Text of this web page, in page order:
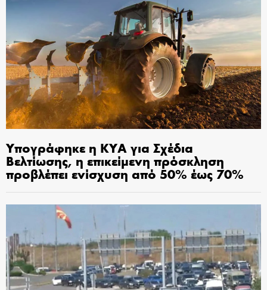
Υπογράφηκε η ΚΥΑ για Σχέδια
Βελτίωσης, η επικείμενη πρόσκληση
προβλέπει ενίσχυση από 50% έως 70%